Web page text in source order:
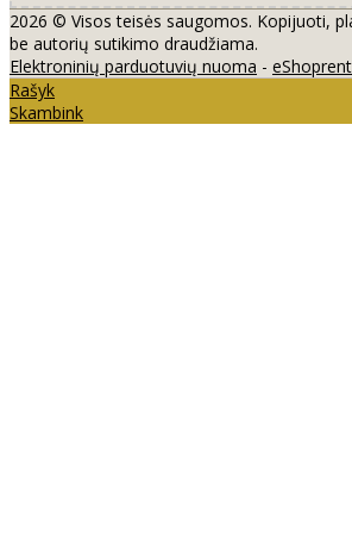
2026 © Visos teisės saugomos. Kopijuoti,
be autorių sutikimo draudžiama.
Elektroninių parduotuvių nuoma -
Rašyk
Skambink